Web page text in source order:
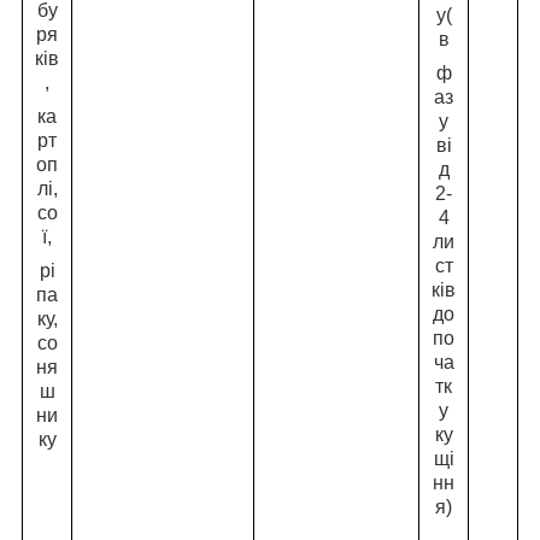
бу
ря
ків
,
ка
рт
оп
лі,
со
ї,
рі
па
ку,
со
ня
ш
ни
ку
у(
в
ф
аз
у
ві
д
2-
4
ли
ст
ків
до
по
ча
тк
у
ку
щі
нн
я)